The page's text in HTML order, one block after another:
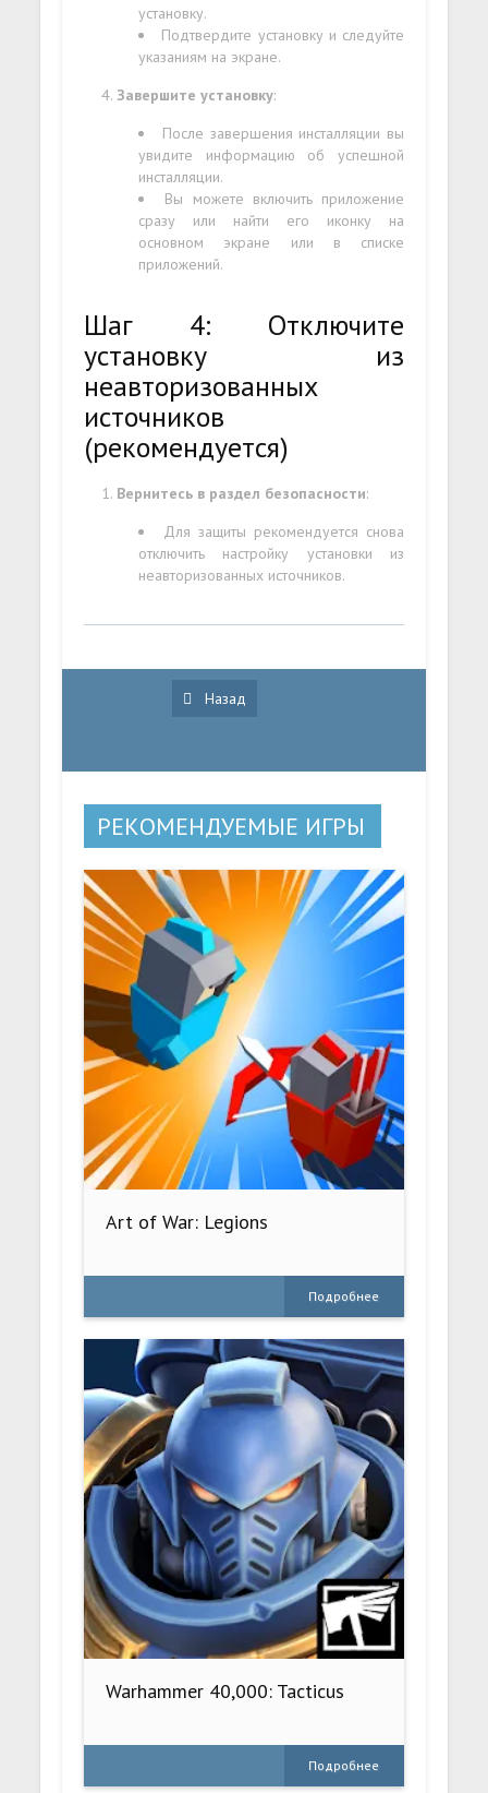
установку.
Подтвердите установку и следуйте
указаниям на экране.
Завершите установку:
После завершения инсталляции вы
увидите информацию об успешной
инсталляции.
Вы можете включить приложение
сразу или найти его иконку на
основном экране или в списке
приложений.
Шаг 4: Отключите
установку из
неавторизованных
источников
(рекомендуется)
Вернитесь в раздел безопасности:
Для защиты рекомендуется снова
отключить настройку установки из
неавторизованных источников.
Назад
РЕКОМЕНДУЕМЫЕ ИГРЫ
Art of War: Legions
Подробнее
Warhammer 40,000: Tacticus
Подробнее